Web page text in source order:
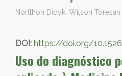
Nortthon Didyk, Wilson Toresan
DOI: https://doi.org/
Uso do diagnóstico